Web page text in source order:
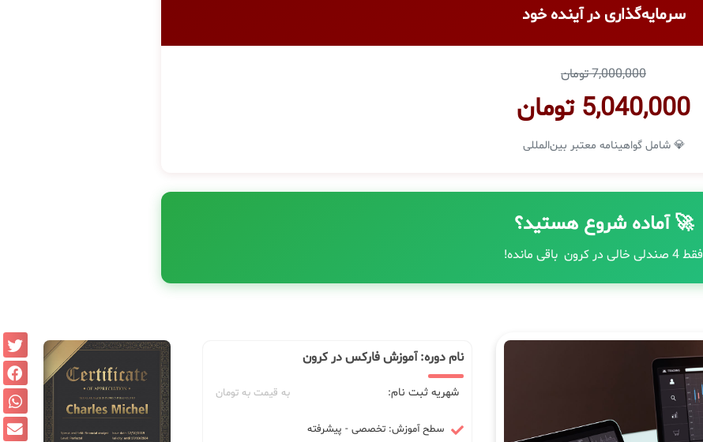
سرمایه‌گذاری در آینده خود
7,000,000 تومان
5,040,000 تومان
💎 شامل گواهینامه معتبر بین‌المللی
🚀 آماده شروع هستید؟
فقط 4 صندلی خالی در کرون باقی مانده!
نام دوره: آموزش فارکس در کرون
شهریه ثبت نام: به قیمت به تومان
سطح آموزش: تخصصی - پیشرفته